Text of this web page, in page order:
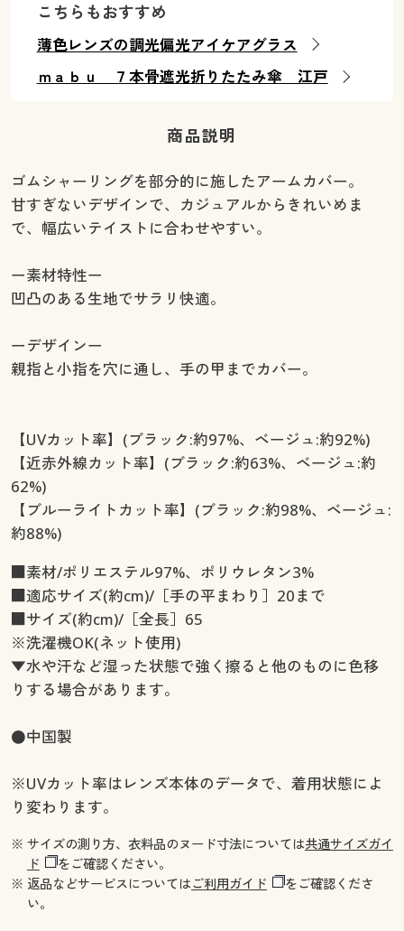
こちらもおすすめ
薄色レンズの調光偏光アイケアグラス
ｍａｂｕ ７本骨遮光折りたたみ傘 江戸
商品説明
ゴムシャーリングを部分的に施したアームカバー。
甘すぎないデザインで、カジュアルからきれいめま
で、幅広いテイストに合わせやすい。
ー素材特性ー
凹凸のある生地でサラリ快適。
ーデザインー
親指と小指を穴に通し、手の甲までカバー。
【UVカット率】(ブラック:約97%、ベージュ:約92%)
【近赤外線カット率】(ブラック:約63%、ベージュ:約
62%)
【ブルーライトカット率】(ブラック:約98%、ベージュ:
約88%)
■素材/ポリエステル97%、ポリウレタン3%
■適応サイズ(約cm)/［手の平まわり］20まで
■サイズ(約cm)/［全長］65
※洗濯機OK(ネット使用)
▼水や汗など湿った状態で強く擦ると他のものに色移
りする場合があります。
●中国製
※UVカット率はレンズ本体のデータで、着用状態によ
り変わります。
※ サイズの測り方、衣料品のヌード寸法については共通サイズガイ
ド
をご確認ください。
※ 返品などサービスについてはご利用ガイド
をご確認くださ
い。